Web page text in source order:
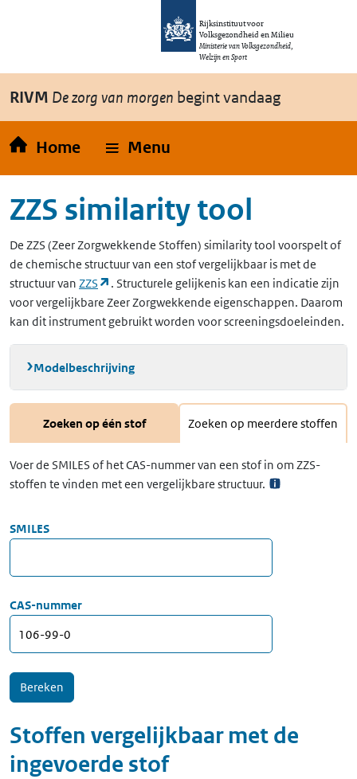
Overslaan en naar de inhoud gaan
Rijksinstituut voor
Volksgezondheid en Milieu
Ministerie van Volksgezondheid,
Welzijn en Sport
RIVM De zorg van morgen begint vandaag
Home Menu
ZZS similarity tool
De ZZS (Zeer Zorgwekkende Stoffen) similarity tool voorspelt of
de chemische structuur van een stof vergelijkbaar is met de
structuur van ZZS (opent in een nieuw tabblad)
. Structurele gelijkenis kan een indicatie zijn
voor vergelijkbare Zeer Zorgwekkende eigenschappen. Daarom
kan dit instrument gebruikt worden voor screeningsdoeleinden.
Modelbeschrijving
Zoeken op één stof Zoeken op meerdere stoffen
Voer de SMILES of het CAS-nummer van een stof in om ZZS-
stoffen te vinden met een vergelijkbare structuur.
SMILES
CAS-nummer
Stoffen vergelijkbaar met de
ingevoerde stof